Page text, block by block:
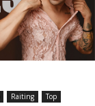
Raiting Top